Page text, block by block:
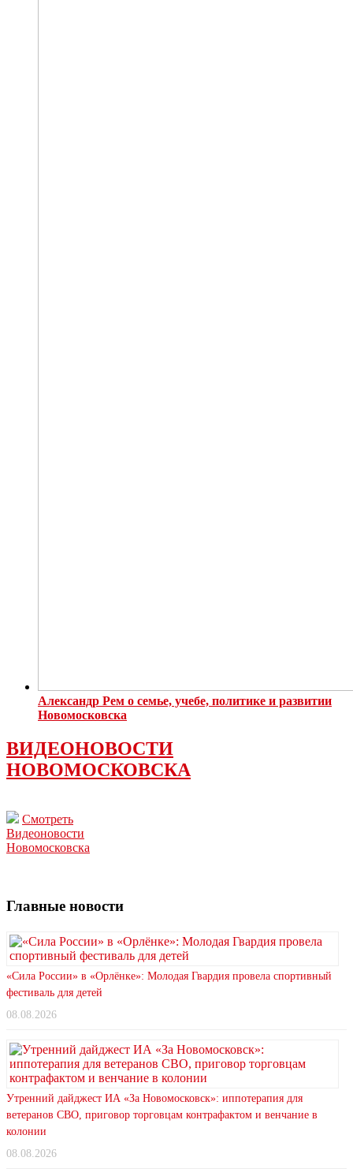
Александр Рем о семье, учебе, политике и развитии
Новомосковска
ВИДЕОНОВОСТИ
НОВОМОСКОВСКА
Смотреть
Видеоновости
Новомосковска
Главные новости
«Сила России» в «Орлёнке»: Молодая Гвардия провела спортивный
фестиваль для детей
08.08.2026
Утренний дайджест ИА «За Новомосковск»: иппотерапия для
ветеранов СВО, приговор торговцам контрафактом и венчание в
колонии
08.08.2026